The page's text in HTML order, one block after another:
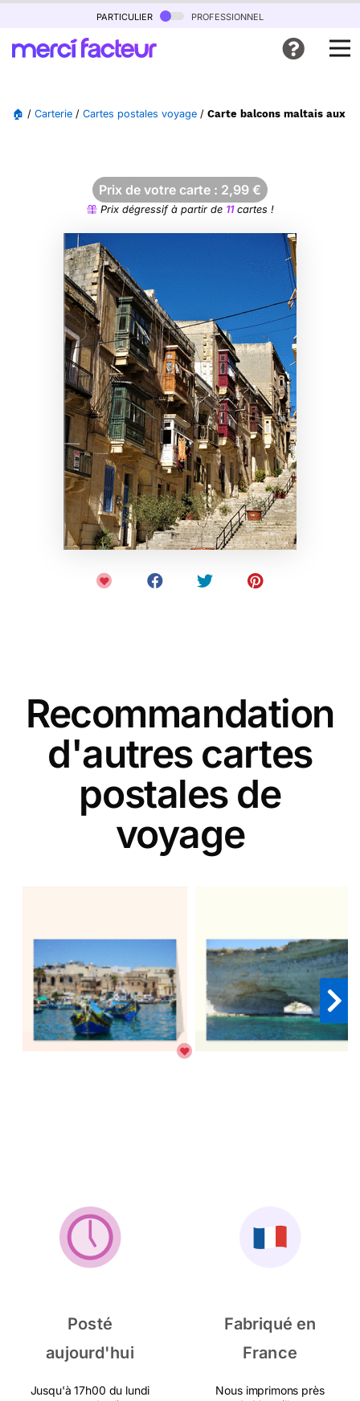
particulier professionnel
🏠 / Carterie / Cartes postales voyage / Carte balcons maltais aux
Prix de votre carte : 2,99 €
Prix dégressif à partir de 11cartes !
Recommandation
d'autres cartes
postales de
voyage
Posté
aujourd'hui
Jusqu'à 17h00 du lundi
Fabriqué en
France
Nous imprimons près